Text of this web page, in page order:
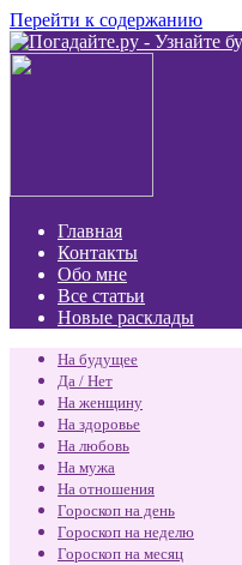
Перейти к содержанию
Главная
Контакты
Обо мне
Все статьи
Новые расклады
На будущее
Да / Нет
На женщину
На здоровье
На любовь
На мужа
На отношения
Гороскоп на день
Гороскоп на неделю
Гороскоп на месяц